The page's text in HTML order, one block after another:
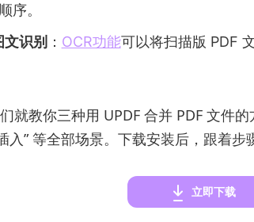
序。
文识别 ： OCR功能可以将扫描版 PDF
就教你三种用 UPDF 合并 PDF 文件的
入” 等全部场景。下载安装后，跟着步
立即下载